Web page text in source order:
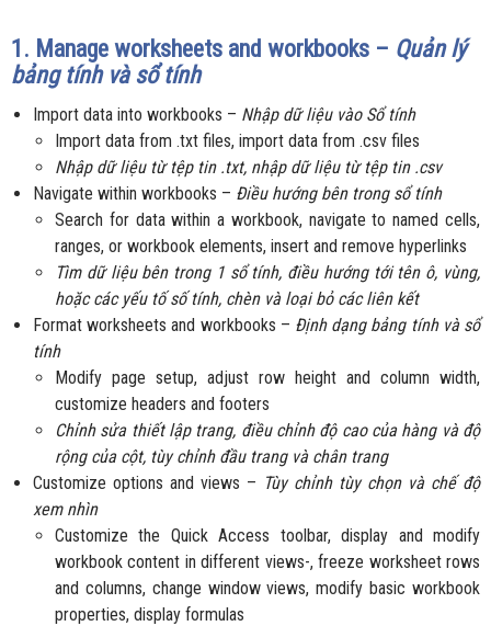
1. Manage worksheets and workbooks – Quản lý
bảng tính và sổ tính
Import data into workbooks – Nhập dữ liệu vào Sổ tính
Import data from .txt files, import data from .csv files
Nhập dữ liệu từ tệp tin .txt, nhập dữ liệu từ tệp tin .csv
Navigate within workbooks – Điều hướng bên trong sổ tính
Search for data within a workbook, navigate to named cells,
ranges, or workbook elements, insert and remove hyperlinks
Tìm dữ liệu bên trong 1 sổ tính, điều hướng tới tên ô, vùng,
hoặc các yếu tố số tính, chèn và loại bỏ các liên kết
Format worksheets and workbooks – Định dạng bảng tính và sổ
tính
Modify page setup, adjust row height and column width,
customize headers and footers
Chỉnh sửa thiết lập trang, điều chỉnh độ cao của hàng và độ
rộng của cột, tùy chỉnh đầu trang và chân trang
Customize options and views – Tùy chỉnh tùy chọn và chế độ
xem nhìn
Customize the Quick Access toolbar, display and modify
workbook content in different views-, freeze worksheet rows
and columns, change window views, modify basic workbook
properties, display formulas